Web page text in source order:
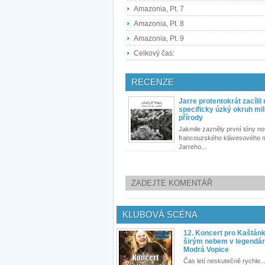
Amazonia, Pt. 7
Amazonia, Pt. 8
Amazonia, Pt. 9
Celkový čas:
RECENZE
Jarre protentokrát zacílil
specificky úzký okruh
přírody
Jakmile zazněly první tóny
francouzského klávesového
Jarreho...
ZADEJTE KOMENTÁŘ
KLUBOVÁ SCÉNA
12. Koncert pro
širým nebem v
Modrá Vopice
Čas letí neskutečně